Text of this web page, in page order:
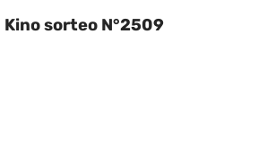
Kino sorteo N°2509